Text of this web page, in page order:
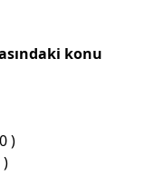
konu
)
)